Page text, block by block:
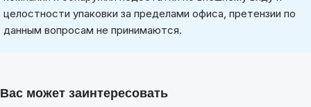
целостности упаковки за пределами офиса, претензии по
данным вопросам не принимаются.
Вас может заинтересовать